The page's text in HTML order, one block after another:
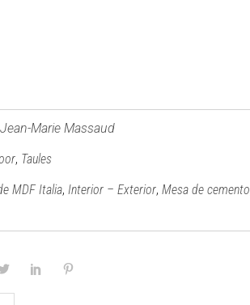
Jean-Marie Massaud
, Taules
MDF Italia, Interior – Exterior, Mesa de cemento